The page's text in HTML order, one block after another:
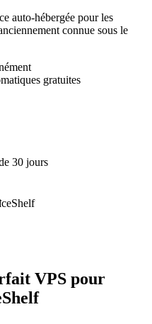
auto-hébergée pour les
connue sous le
gratuites
30 jours
VPS pour